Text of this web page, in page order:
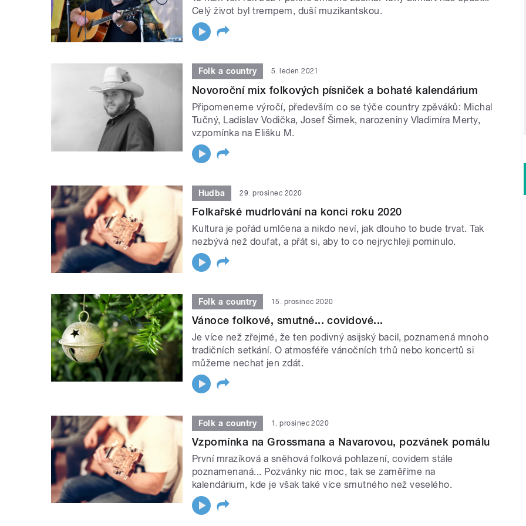
Celý život byl trempem, duší muzikantskou.
Folk a country 5. leden 2021
Novoroční mix folkových písniček a bohaté kalendárium
Připomeneme výročí, především co se týče country zpěváků: Michal
Tučný, Ladislav Vodička, Josef Šimek, narozeniny Vladimíra Merty,
vzpomínka na Elišku M.
Hudba 29. prosinec 2020
Folkařské mudrlování na konci roku 2020
Kultura je pořád umlčena a nikdo neví, jak dlouho to bude trvat. Tak
nezbývá než doufat, a přát si, aby to co nejrychleji pominulo.
Folk a country 15. prosinec 2020
Vánoce folkové, smutné... covidové...
Je více než zřejmé, že ten podivný asijský bacil, poznamená mnoho
tradičních setkání. O atmosféře vánočních trhů nebo koncertů si
můžeme nechat jen zdát.
Folk a country 1. prosinec 2020
Vzpomínka na Grossmana a Navarovou, pozvánek pomálu
První mrazíková a sněhová folková pohlazení, covidem stále
poznamenaná... Pozvánky nic moc, tak se zaměříme na
kalendárium, kde je však také více smutného než veselého.